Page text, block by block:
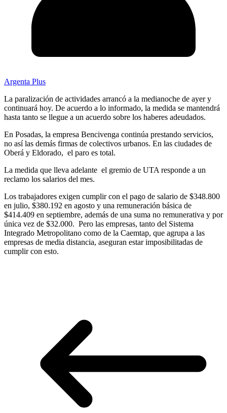
Argenta Plus
La paralización de actividades arrancó a la medianoche de ayer y
continuará hoy. De acuerdo a lo informado, la medida se mantendrá
hasta tanto se llegue a un acuerdo sobre los haberes adeudados.
En Posadas, la empresa Bencivenga continúa prestando servicios,
no así las demás firmas de colectivos urbanos. En las ciudades de
Oberá y Eldorado, el paro es total.
La medida que lleva adelante el gremio de UTA responde a un
reclamo los salarios del mes.
Los trabajadores exigen cumplir con el pago de salario de $348.800
en julio, $380.192 en agosto y una remuneración básica de
$414.409 en septiembre, además de una suma no remunerativa y por
única vez de $32.000. Pero las empresas, tanto del Sistema
Integrado Metropolitano como de la Caemtap, que agrupa a las
empresas de media distancia, aseguran estar imposibilitadas de
cumplir con esto.